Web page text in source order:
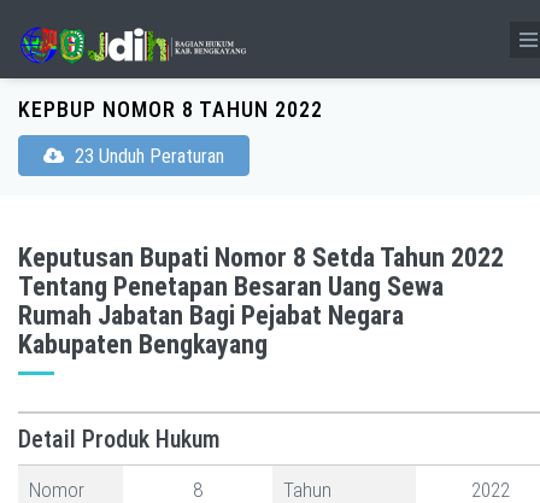
KEPBUP NOMOR 8 TAHUN 2022
23 Unduh Peraturan
Keputusan Bupati Nomor 8 Setda Tahun 2022
Tentang Penetapan Besaran Uang Sewa
Rumah Jabatan Bagi Pejabat Negara
Kabupaten Bengkayang
Detail Produk Hukum
Nomor 8 Tahun 2022